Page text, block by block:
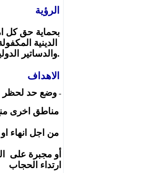
الرؤية
بحماية حق كل
الدينية
والدساتير.
الاهداف
- وضع حد لحظر
مناطق اخرى
من اجل انهاء
أو مجبرة على
ارتداء الحجاب